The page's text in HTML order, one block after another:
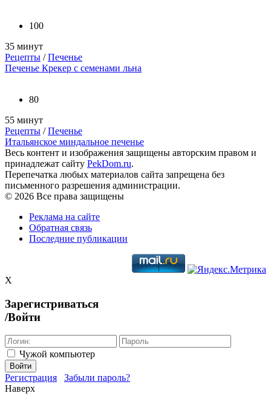
100
35 минут
Рецепты /Печенье
Печенье Крекер с семенами льна
80
55 минут
Рецепты /Печенье
Итальянское миндальное печенье
Весь контент и изображения защищены авторским правом и
принадлежат сайту PekDom.ru.
Перепечатка любых материалов сайта запрещена без
письменного разрешения администрации.
© 2026 Все права защищены
Реклама на сайте
Обратная связь
Последние публикации
X
Зарегистриваться
/Войти
Чужой компьютер
Войти
Регистрация
Забыли пароль?
Наверх